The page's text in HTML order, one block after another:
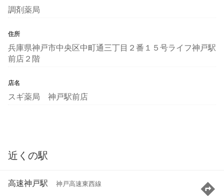
調剤薬局
住所
兵庫県神戸市中央区中町通三丁目２番１５号ライフ神戸駅
前店２階
店名
スギ薬局 神戸駅前店
近くの駅
高速神戸駅 神戸高速東西線